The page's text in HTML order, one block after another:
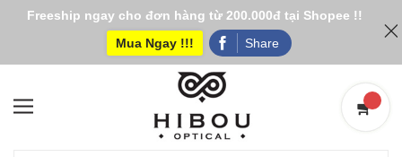
Freeship ngay cho đơn hàng từ 200.000đ tại Shopee !!
Mua Ngay !!!
Share